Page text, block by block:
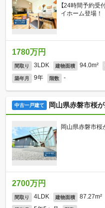
【24時間予約受
イホーム登場！
1780万円
間取り 3LDK 建物面積 94.0m²
築年月 9年 階数 -
中古一戸建て 岡山県赤磐市桜
岡山県赤磐市桜
2700万円
間取り 4LDK 建物面積 87.27m²